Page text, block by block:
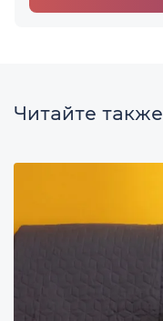
Читайте также